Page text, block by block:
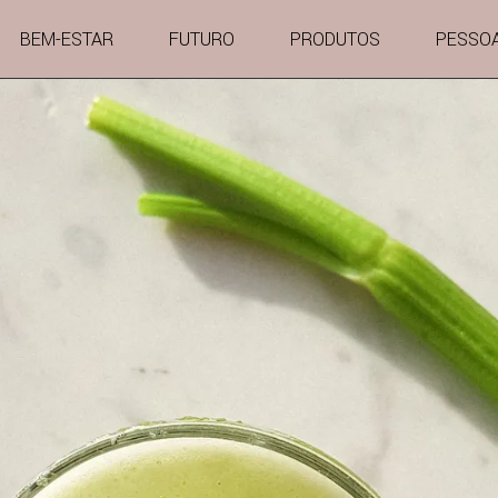
BEM-ESTAR FUTURO PRODUTOS